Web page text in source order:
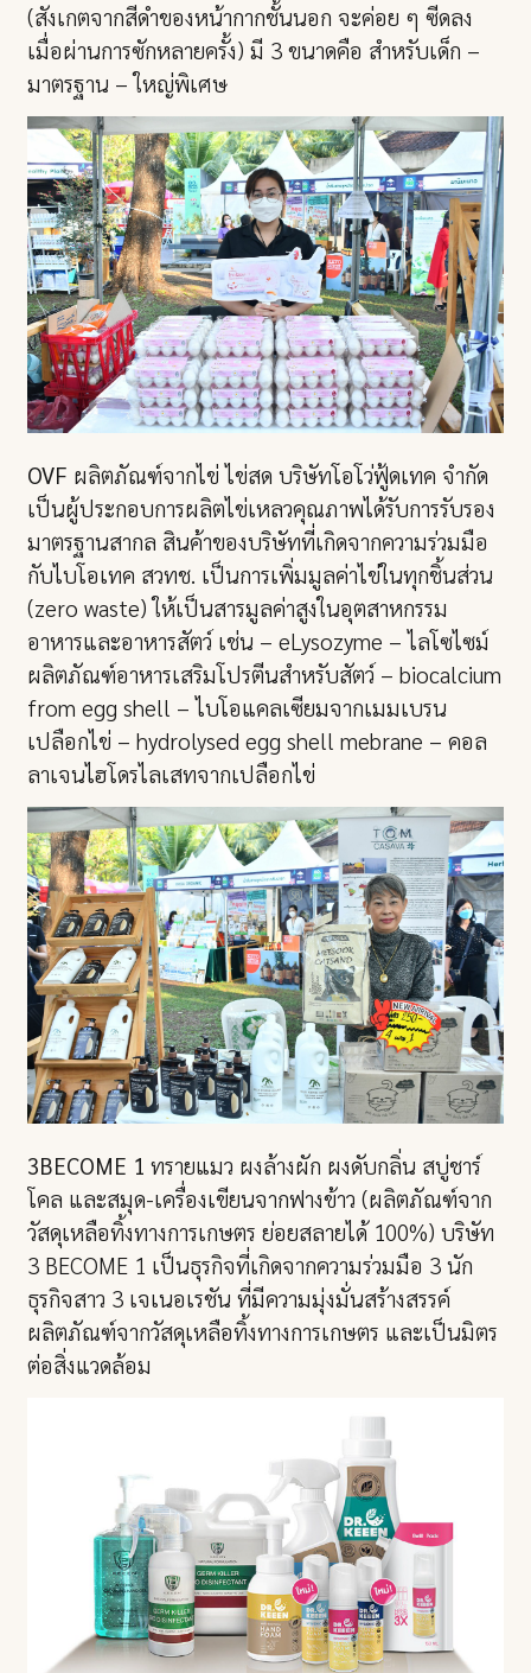
(สังเกตจากสีดำของหน้ากากชั้นนอก จะค่อย ๆ ซีดลง
เมื่อผ่านการซักหลายครั้ง) มี 3 ขนาดคือ สำหรับเด็ก –
มาตรฐาน – ใหญ่พิเศษ
OVF ผลิตภัณฑ์จากไข่ ไข่สด บริษัทโอโว่ฟู้ดเทค จำกัด
เป็นผู้ประกอบการผลิตไข่เหลวคุณภาพได้รับการรับรอง
มาตรฐานสากล สินค้าของบริษัทที่เกิดจากความร่วมมือ
กับไบโอเทค สวทช. เป็นการเพิ่มมูลค่าไข่ในทุกชิ้นส่วน
(zero waste) ให้เป็นสารมูลค่าสูงในอุตสาหกรรม
อาหารและอาหารสัตว์ เช่น – eLysozyme – ไลโซไซม์
ผลิตภัณฑ์อาหารเสริมโปรตีนสำหรับสัตว์ – biocalcium
from egg shell – ไบโอแคลเซียมจากเมมเบรน
เปลือกไข่ – hydrolysed egg shell mebrane – คอล
ลาเจนไฮโดรไลเสทจากเปลือกไข่
3BECOME 1 ทรายแมว ผงล้างผัก ผงดับกลิ่น สบู่ชาร์
โคล และสมุด-เครื่องเขียนจากฟางข้าว (ผลิตภัณฑ์จาก
วัสดุเหลือทิ้งทางการเกษตร ย่อยสลายได้ 100%) บริษัท
3 BECOME 1 เป็นธุรกิจที่เกิดจากความร่วมมือ 3 นัก
ธุรกิจสาว 3 เจเนอเรชัน ที่มีความมุ่งมั่นสร้างสรรค์
ผลิตภัณฑ์จากวัสดุเหลือทิ้งทางการเกษตร และเป็นมิตร
ต่อสิ่งแวดล้อม